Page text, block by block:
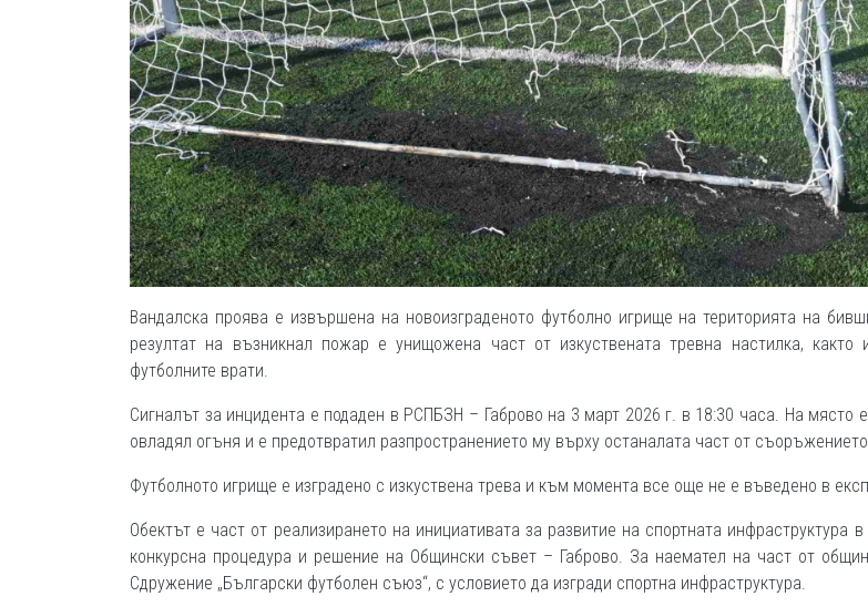
Вандалска проява е извършена на новоизграденото футболно игрище на територията на
резултат на възникнал пожар е унищожена част от изкуствената тревна настилка,
футболните врати.
Сигналът за инцидента е подаден в РСПБЗН – Габрово на 3 март 2026 г. в 18:30 часа. На място
овладял огъня и е предотвратил разпространението му върху останалата част от съоръжението.
Футболното игрище е изградено с изкуствена трева и към момента все още не е въведено в
Обектът е част от реализирането на инициативата за развитие на спортната инфраструктура
конкурсна процедура и решение на Общински съвет – Габрово. За наемател на част от
Сдружение „Български футболен съюз“, с условието да изгради спортна инфраструктура.